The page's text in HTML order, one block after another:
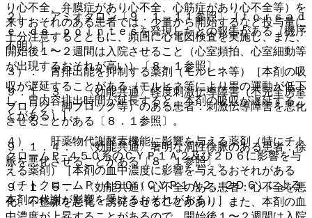
２）． アミオダロン〔９．１．１１参照〕［ｔｏｒｓａｄ
ｅ ｄｅ ｐｏｉｎｔｅｓを発現したとの報告がある（機序
不明）］。
３）． 胃排出能を抑制する薬剤（モルヒネ等）［本剤の吸
収が遅延することがある（モルヒネ等により胃の運動が低下
し、胃内容排出時間が延長すると、本剤の吸収が遅延するこ
とがある）］。
４）． 肝薬物代謝酵素機能に影響を与える薬剤（特にチト
クロームＰ−４５０系のＣＹＰ１Ａ２及び２Ｄ６に影響を与
える薬剤）［本剤の血中濃度に影響を与えるおそれがある
（チトクロームＰ−４５０（ＣＹＰ１Ａ２、２Ｄ６）による
本剤の代謝が影響を受けるおそれがある）］。
り心不全、弁膜症があり心不全、心筋症があり心不全等）を
来すおそれのある患者では、少量から開始するなど投与量に
十分注意するとともに、頻回に心電図検査を実施し、また、
開始後１〜２週間は入院させること（心室頻拍、心室細動等
が出現するおそれが高い）〔８．１参照〕。
９．１．３． 〈効能共通〉軽度刺激伝導障害（不完全房室
ブロック、脚ブロック等）のある患者：刺激伝導障害を悪化
させることがある〔８．１参照〕。
９．１．４． 〈効能共通〉著明な洞性徐脈のある患者：徐
脈を悪化させることがある〔８．１参照〕。
９．１．５． 〈効能共通〉心不全のある患者：心不全を悪
化、不整脈を悪化・誘発させることがあり、また、本剤の血